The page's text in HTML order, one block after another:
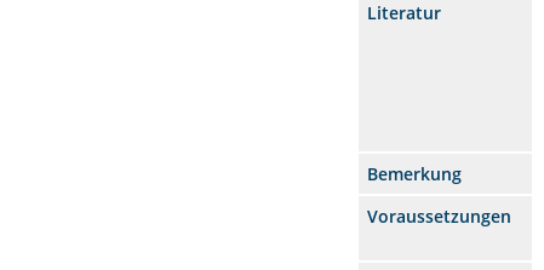
Literatur
Bemerkung
Voraussetzungen